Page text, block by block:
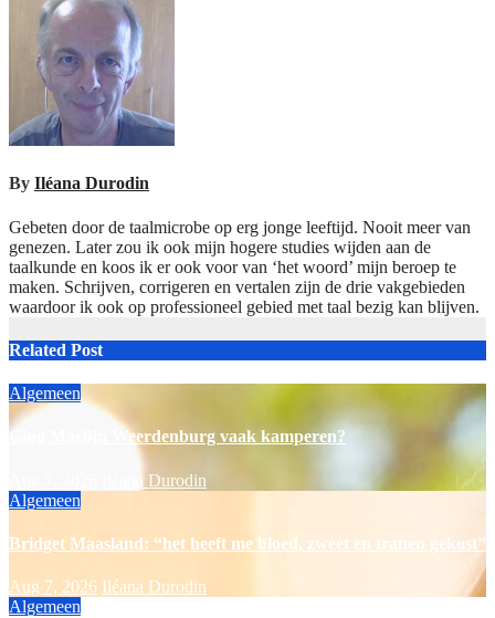
By Iléana Durodin
Gebeten door de taalmicrobe op erg jonge leeftijd. Nooit meer van
genezen. Later zou ik ook mijn hogere studies wijden aan de
taalkunde en koos ik er ook voor van ‘het woord’ mijn beroep te
maken. Schrijven, corrigeren en vertalen zijn de drie vakgebieden
waardoor ik ook op professioneel gebied met taal bezig kan blijven.
Related Post
Algemeen
Ging Marlijn Weerdenburg vaak kamperen?
Iléana Durodin
Algemeen
Bridget Maasland: “het heeft me bloed, zweet en tranen gekost”
Aug 7, 2026 Iléana Durodin
Algemeen